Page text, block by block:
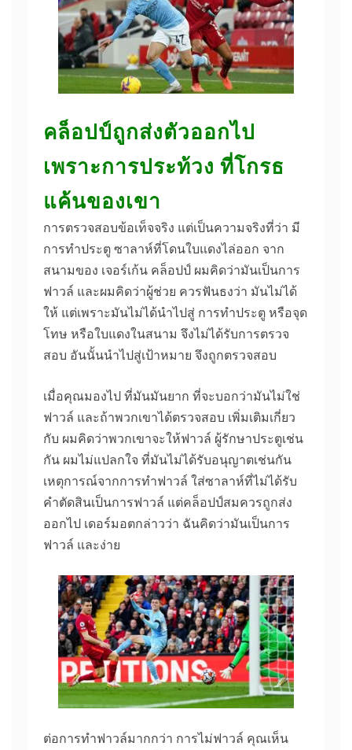
คล็อปป์ถูกส่งตัวออกไป
เพราะการประท้วง ที่โกรธ
แค้นของเขา
การตรวจสอบข้อเท็จจริง แต่เป็นความจริงที่ว่า มี
การทําประตู ซาลาห์ที่โดนใบแดงไล่ออก จาก
สนามของ เจอร์เก้น คล็อปป์ ผมคิดว่ามันเป็นการ
ฟาวล์ และผมคิดว่าผู้ช่วย ควรฟันธงว่า มันไม่ได้
ให้ แต่เพราะมันไม่ได้นําไปสู่ การทําประตู หรือจุด
โทษ หรือใบแดงในสนาม จึงไม่ได้รับการตรวจ
สอบ อันนั้นนําไปสู่เป้าหมาย จึงถูกตรวจสอบ
เมื่อคุณมองไป ที่มันมันยาก ที่จะบอกว่ามันไม่ใช่
ฟาวล์ และถ้าพวกเขาได้ตรวจสอบ เพิ่มเติมเกี่ยว
กับ ผมคิดว่าพวกเขาจะให้ฟาวล์ ผู้รักษาประตูเช่น
กัน ผมไม่แปลกใจ ที่มันไม่ได้รับอนุญาตเช่นกัน
เหตุการณ์จากการทําฟาวล์ ใส่ซาลาห์ที่ไม่ได้รับ
คําตัดสินเป็นการฟาวล์ แต่คล็อปป์สมควรถูกส่ง
ออกไป เดอร์มอตกล่าวว่า ฉันคิดว่ามันเป็นการ
ฟาวล์ และง่าย
ต่อการทําฟาวล์มากกว่า การไม่ฟาวล์ คุณเห็น